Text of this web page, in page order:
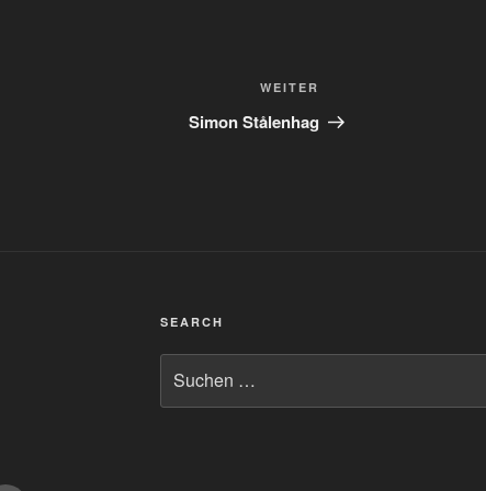
Beitrag
WEITER
Simon Stålenhag
SEARCH
nach: